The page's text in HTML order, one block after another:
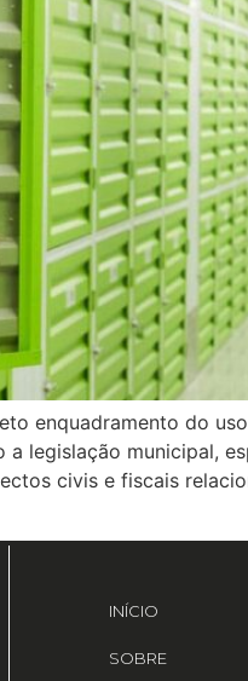
enquadramento do
legislação municipal,
civis e fiscais
INÍCIO
SOBRE